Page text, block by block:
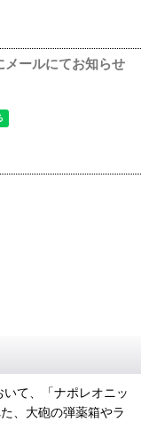
ールにてお知らせ
て、「ナポレオニッ
、大砲の弾薬箱やラ